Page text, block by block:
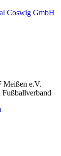
Meißen e.V.